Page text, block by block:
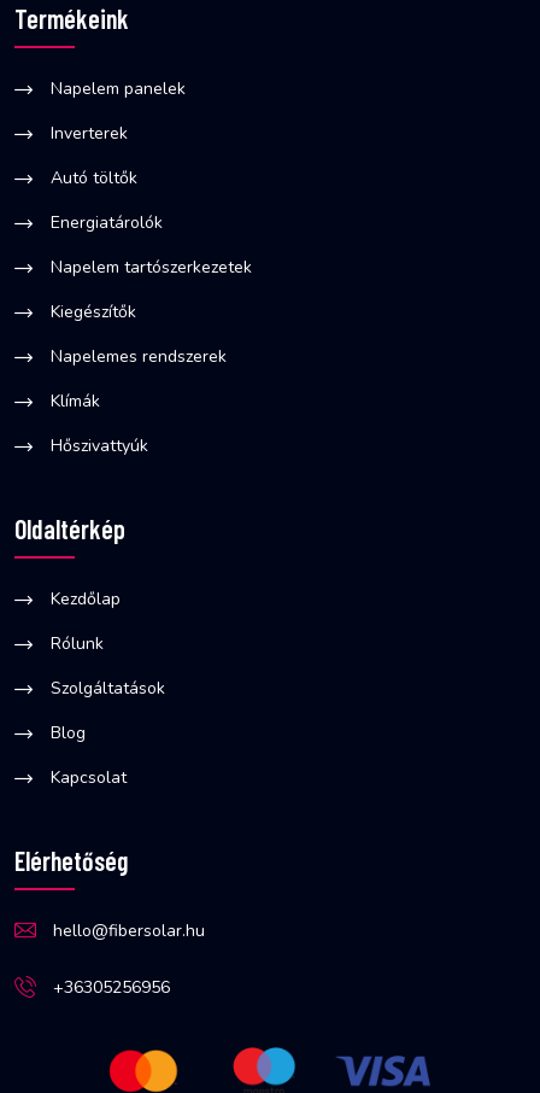
Termékeink
Napelem panelek
Inverterek
Autó töltők
Energiatárolók
Napelem tartószerkezetek
Kiegészítők
Napelemes rendszerek
Klímák
Hőszivattyúk
Oldaltérkép
Kezdőlap
Rólunk
Szolgáltatások
Blog
Kapcsolat
Elérhetőség
hello@fibersolar.hu
+36305256956